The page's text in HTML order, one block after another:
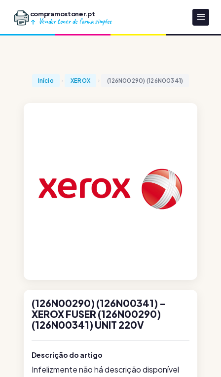
compramostoner.pt
Vender toner de forma simples
Início XEROX (126N00290) (126N00341)
(126N00290) (126N00341) -
XEROX FUSER (126N00290)
(126N00341) UNIT 220V
Descrição do artigo
Infelizmente não há descrição disponível